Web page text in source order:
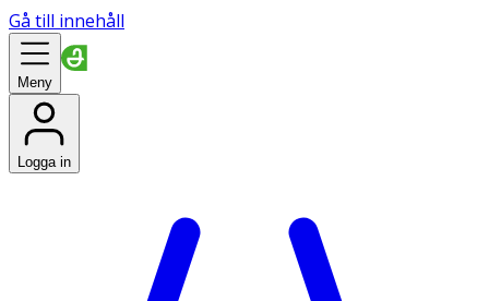
Gå till innehåll
Meny
Logga in